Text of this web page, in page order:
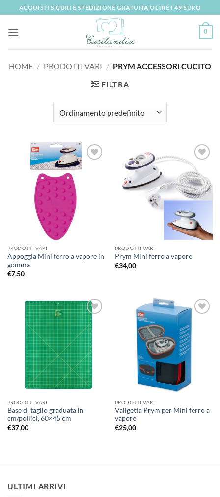
ai
contenuti
ACQUISTI SICURI E SPEDIZIONE GRATUITA OLTRE I 49 EURO
0
HOME / PRODOTTI VARI / PRYM ACCESSORI CUCITO
FILTRA
Aggiungi
PRODOTTI VARI
Appoggia Mini ferro a vapore in
gomma
€7,50
Aggiungi
alla lista
dei
desideri
PRODOTTI VARI
Prym Mini ferro a vapore
€34,00
Aggiungi
alla lista
dei
desideri
PRODOTTI VARI
Base di taglio graduata in
cm/pollici, 60×45 cm
€37,00
alla lista
desideri
PRODOTTI VARI
Valigetta Prym per Mini ferro a
vapore
€25,00
ULTIMI ARRIVI